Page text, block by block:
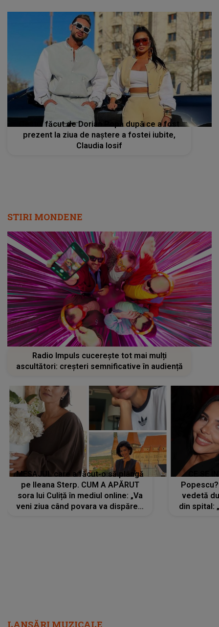
Gestul făcut de Dorian Popa după ce a fost
prezent la ziua de naștere a fostei iubite,
Claudia Iosif
STIRI MONDENE
Radio Impuls cucerește tot mai mulți
ascultători: creșteri semnificative în audiență
MESAJUL care a făcut-o să plângă
pe Ileana Sterp. CUM A APĂRUT
sora lui Culiță în mediul online: „Va
veni ziua când povara va dispărea,
vedetă
din spital:
LANSĂRI MUZICALE